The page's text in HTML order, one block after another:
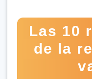
Las 10
de la